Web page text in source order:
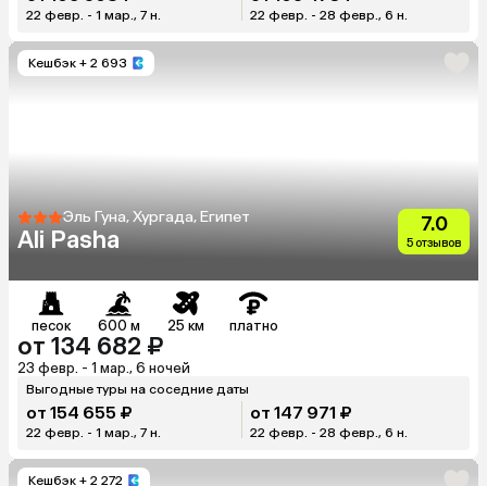
22 февр. - 1 мар., 7 н. 22 февр. - 28 февр., 6 н.
Кешбэк + 2 693
Эль Гуна, Хургада, Египет
Ali Pasha
7.0
5 отзывов
песок 600 м 25 км платно
от 134 682 ₽
23 февр. - 1 мар., 6 ночей
Выгодные туры на соседние даты
от 154 655 ₽
22 февр. - 1 мар., 7 н.
от 147 971 ₽
22 февр. - 28 февр., 6 н.
Кешбэк + 2 272